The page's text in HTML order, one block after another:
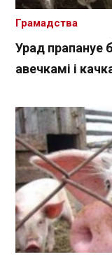
Урад прапануе
авечкамі і
Грамадства